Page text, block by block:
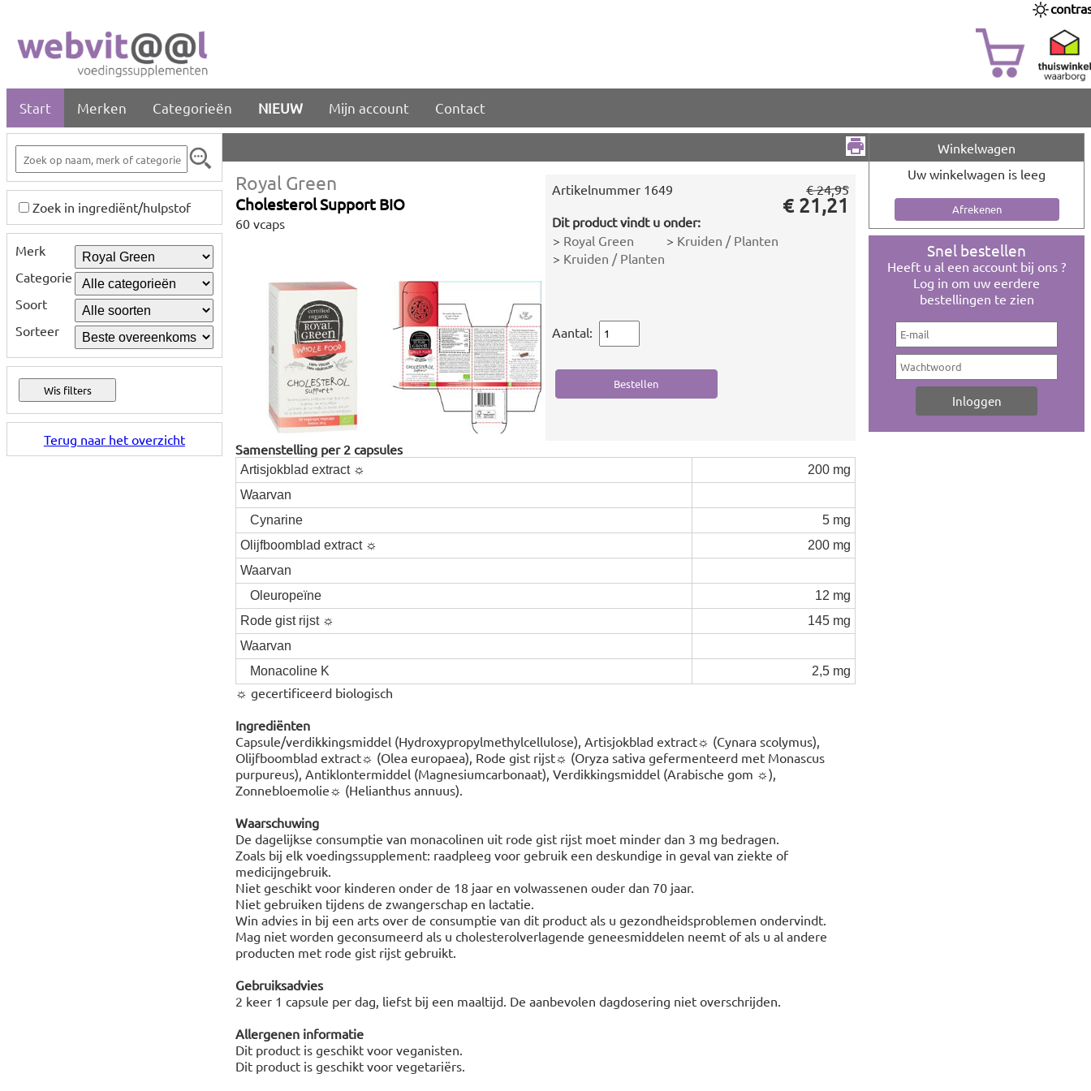
Start Merken Categorieën NIEUW Mijn account Contact
Zoek in ingrediënt/hulpstof
Merk
Categorie
Soort
Sorteer
Terug naar het overzicht
Royal Green
Cholesterol Support BIO
60 vcaps
Artikelnummer 1649
Dit product vindt u onder:
> Royal Green > Kruiden / Planten
> Kruiden / Planten
€ 24,95
€ 21,21
Aantal:
Samenstelling per 2 capsules
Artisjokblad extract ☼
200 mg
Waarvan
Cynarine
5 mg
Olijfboomblad extract ☼
200 mg
Waarvan
Oleuropeïne
12 mg
Rode gist rijst ☼
145 mg
Waarvan
Monacoline K
2,5 mg
☼ gecertificeerd biologisch
Ingrediënten
Capsule/verdikkingsmiddel (Hydroxypropylmethylcellulose), Artisjokblad extract☼ (Cynara scolymus),
Olijfboomblad extract☼ (Olea europaea), Rode gist rijst☼ (Oryza sativa gefermenteerd met Monascus
purpureus), Antiklontermiddel (Magnesiumcarbonaat), Verdikkingsmiddel (Arabische gom ☼),
Zonnebloemolie☼ (Helianthus annuus).
Waarschuwing
De dagelijkse consumptie van monacolinen uit rode gist rijst moet minder dan 3 mg bedragen.
Zoals bij elk voedingssupplement: raadpleeg voor gebruik een deskundige in geval van ziekte of
medicijngebruik.
Niet geschikt voor kinderen onder de 18 jaar en volwassenen ouder dan 70 jaar.
Niet gebruiken tijdens de zwangerschap en lactatie.
Win advies in bij een arts over de consumptie van dit product als u gezondheidsproblemen ondervindt.
Mag niet worden geconsumeerd als u cholesterolverlagende geneesmiddelen neemt of als u al andere
producten met rode gist rijst gebruikt.
Gebruiksadvies
2 keer 1 capsule per dag, liefst bij een maaltijd. De aanbevolen dagdosering niet overschrijden.
Allergenen informatie
Dit product is geschikt voor veganisten.
Dit product is geschikt voor vegetariërs.
Winkelwagen
Uw winkelwagen is leeg
Snel bestellen
Heeft u al een account bij ons ?
Log in om uw eerdere
bestellingen te zien